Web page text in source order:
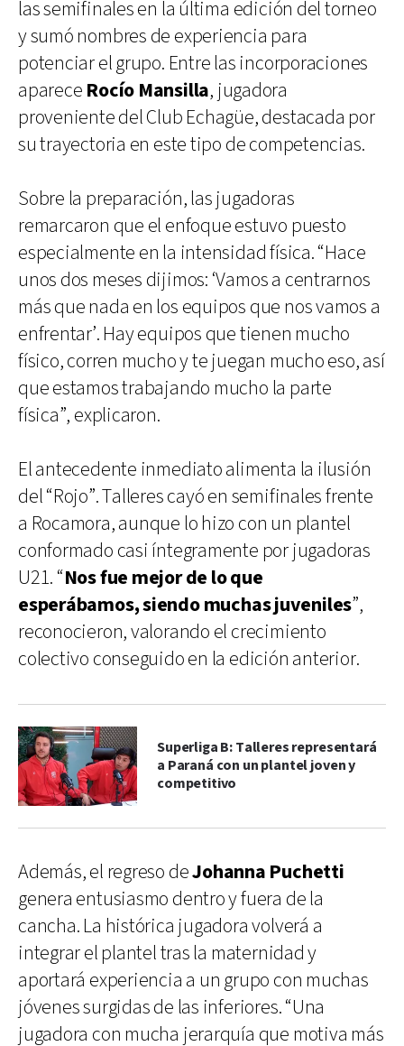
las semifinales en la última edición del torneo
y sumó nombres de experiencia para
potenciar el grupo. Entre las incorporaciones
aparece Rocío Mansilla, jugadora
proveniente del Club Echagüe, destacada por
su trayectoria en este tipo de competencias.
Sobre la preparación, las jugadoras
remarcaron que el enfoque estuvo puesto
especialmente en la intensidad física. “Hace
unos dos meses dijimos: ‘Vamos a centrarnos
más que nada en los equipos que nos vamos a
enfrentar’. Hay equipos que tienen mucho
físico, corren mucho y te juegan mucho eso, así
que estamos trabajando mucho la parte
física”, explicaron.
El antecedente inmediato alimenta la ilusión
del “Rojo”. Talleres cayó en semifinales frente
a Rocamora, aunque lo hizo con un plantel
conformado casi íntegramente por jugadoras
U21. “Nos fue mejor de lo que
esperábamos, siendo muchas juveniles”,
reconocieron, valorando el crecimiento
colectivo conseguido en la edición anterior.
Superliga B: Talleres representará
a Paraná con un plantel joven y
competitivo
Además, el regreso deJohanna Puchetti
genera entusiasmo dentro y fuera de la
cancha. La histórica jugadora volverá a
integrar el plantel tras la maternidad y
aportará experiencia a un grupo con muchas
jóvenes surgidas de las inferiores. “Una
jugadora con mucha jerarquía que motiva más